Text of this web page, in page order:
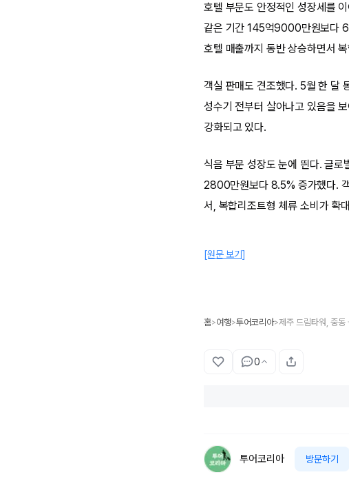
호텔 부문도 안정적인 성장세를
같은 기간 145억9000만원보다
호텔 매출까지 동반 상승하면서
객실 판매도 견조했다. 5월 한 달
성수기 전부터 살아나고 있음을
강화되고 있다.
식음 부문 성장도 눈에 띈다. 글
2800만원보다 8.5% 증가했다.
서, 복합리조트형 체류 소비가 확
[원문 보기]
홈>여행>투어코리아>
0
투어코리아 방문하기